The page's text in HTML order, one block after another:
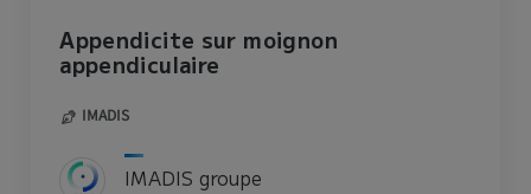
Appendicite sur moignon
appendiculaire
IMADIS
IMADIS groupe